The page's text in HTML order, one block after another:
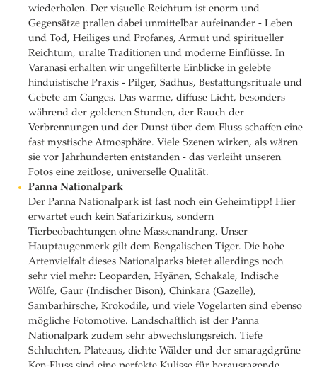
wiederholen. Der visuelle Reichtum ist enorm und
Gegensätze prallen dabei unmittelbar aufeinander - Leben
und Tod, Heiliges und Profanes, Armut und spiritueller
Reichtum, uralte Traditionen und moderne Einflüsse. In
Varanasi erhalten wir ungefilterte Einblicke in gelebte
hinduistische Praxis - Pilger, Sadhus, Bestattungsrituale und
Gebete am Ganges. Das warme, diffuse Licht, besonders
während der goldenen Stunden, der Rauch der
Verbrennungen und der Dunst über dem Fluss schaffen eine
fast mystische Atmosphäre. Viele Szenen wirken, als wären
sie vor Jahrhunderten entstanden - das verleiht unseren
Fotos eine zeitlose, universelle Qualität.
Panna Nationalpark
Der Panna Nationalpark ist fast noch ein Geheimtipp! Hier
erwartet euch kein Safarizirkus, sondern
Tierbeobachtungen ohne Massenandrang. Unser
Hauptaugenmerk gilt dem Bengalischen Tiger. Die hohe
Artenvielfalt dieses Nationalparks bietet allerdings noch
sehr viel mehr: Leoparden, Hyänen, Schakale, Indische
Wölfe, Gaur (Indischer Bison), Chinkara (Gazelle),
Sambarhirsche, Krokodile, und viele Vogelarten sind ebenso
mögliche Fotomotive. Landschaftlich ist der Panna
Nationalpark zudem sehr abwechslungsreich. Tiefe
Schluchten, Plateaus, dichte Wälder und der smaragdgrüne